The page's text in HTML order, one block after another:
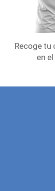
Recoge tu
en